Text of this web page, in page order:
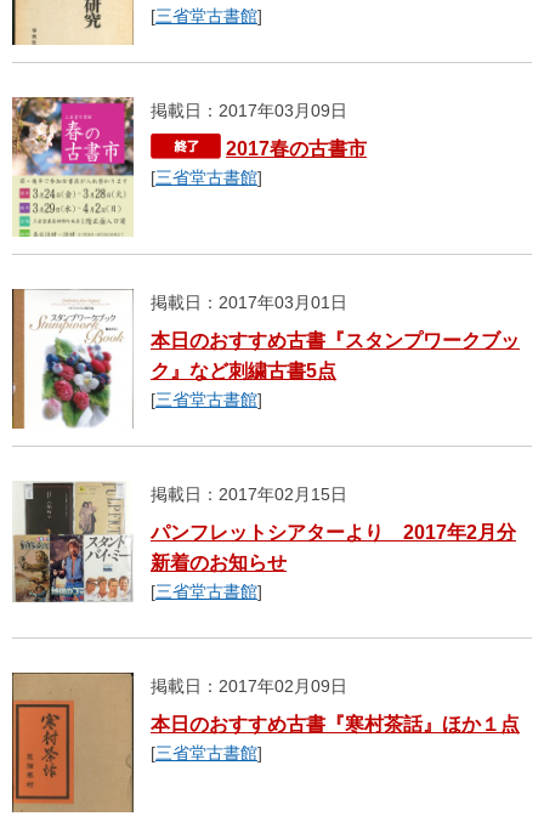
[三省堂古書館]
掲載日：2017年03月09日
2017春の古書市
[三省堂古書館]
掲載日：2017年03月01日
本日のおすすめ古書『スタンプワークブッ
ク』など刺繍古書5点
[三省堂古書館]
掲載日：2017年02月15日
パンフレットシアターより 2017年2月分
新着のお知らせ
[三省堂古書館]
掲載日：2017年02月09日
本日のおすすめ古書『寒村茶話』ほか１点
[三省堂古書館]